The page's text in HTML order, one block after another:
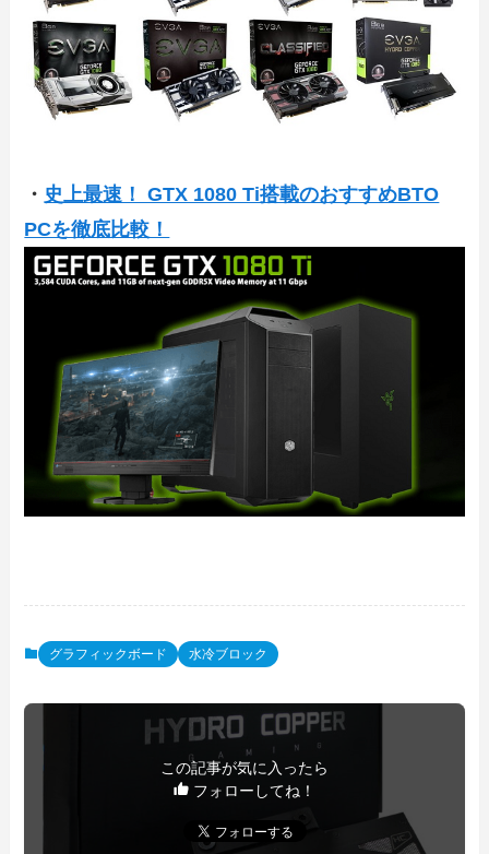
・ 史上最速！ GTX 1080 Ti搭載のおすすめBTO
PCを徹底比較！
グラフィックボード 水冷ブロック
この記事が気に入ったら
フォローしてね！